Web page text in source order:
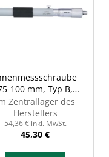
100 mm, Typ B,
INSIZE 3229-100
Zentrallager des
Herstellers
54,36 € inkl. MwSt.
45,30 €